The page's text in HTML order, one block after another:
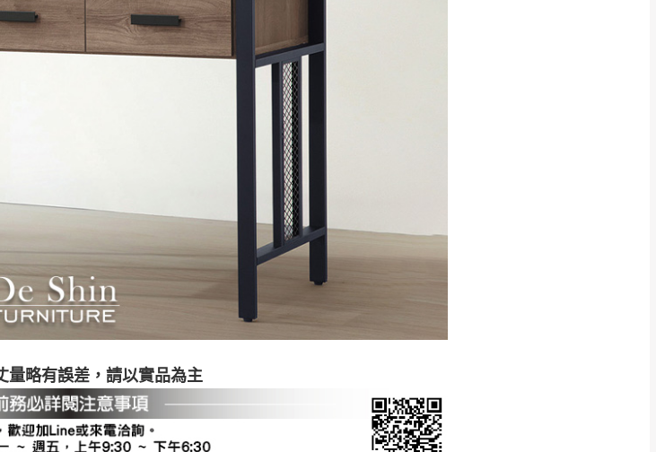
量略有誤差，請以實品為主
免運費
：NT$500元
收運費
卓蘭鎮、三灣、通霄山區、西湖、泰安
鄉、大湖鄉、頭屋、獅潭鄉
送貨日當天以電話聯絡確認
送部門固定公休無送貨｜
區固定每周(三)、(日)兩天收送貨
雄、屏東、宜蘭、 花蓮、台東、金門、馬祖、澎湖地區
完成出貨15個工作天另行寄出，另外約加上2~7個工作天內
公司客服人員，我們將為您更換新品，運費皆由本站負責，
整包裝，床墊、床包、枕頭類產品需為未拆封狀態(請保持商
資料之完整性)，若未依照上述方式處理，恕無法接受退貨。
電腦螢幕的設定色差或解析度等因素， 與實際商品的顏色、
付來回運費及人資成本，請您訂購前詳加確認。(包含商品尺寸
丈量，難免會有些許誤差值(約正負0.5CM) 詳細尺寸以實品
日內通知客服人員(Line@ ID：
素致使之汙損破壞，恕無法辦理退換貨。
天收送貨，敬請見諒！
期，商品使用年限，因客人使用習慣、居家環境不同。若屬人